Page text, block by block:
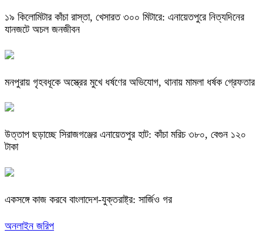
​১৯ কিলোমিটার কাঁচা রাস্তা, খেসারত ৩০০ মিটারে: এনায়েতপুরে নিত্যদিনের
যানজটে অচল জনজীবন
মনপুরায় গৃহবধূকে অস্ত্রের মুখে ধর্ষণের অভিযোগ, থানায় মামলা ধর্ষক গ্রেফতার
উত্তাপ ছড়াচ্ছে সিরাজগঞ্জের এনায়েতপুর হাট: কাঁচা মরিচ ৩৮০, বেগুন ১২০
টাকা
একসঙ্গে কাজ করবে বাংলাদেশ-যুক্তরাষ্ট্র: সার্জিও গর
অনলাইন জরিপ